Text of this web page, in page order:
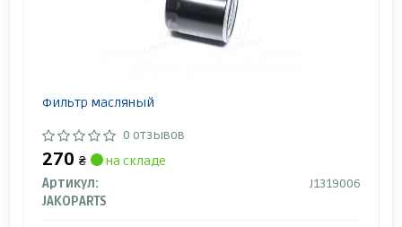
Фильтр масляный
0 отзывов
270 ₴
на складе
Артикул:
J1319006
JAKOPARTS